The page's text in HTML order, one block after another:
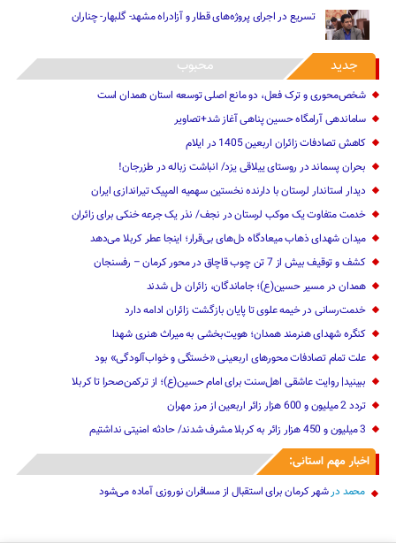
تسریع در اجرای پروژه‌های قطار و آزادراه مشهد- گلبهار- چناران
جدید محبوب
شخص‌محوری و ترک فعل، دو مانع اصلی توسعه استان همدان است
ساماندهی آرامگاه حسین پناهی آغاز شد+تصاویر
کاهش تصادفات زائران اربعین 1405 در ایلام
بحران پسماند در روستای ییلاقی یزد/ انباشت زباله در طزرجان!
دیدار استاندار لرستان با دارنده نخستین سهمیه المپیک تیراندازی ایران
خدمت متفاوت یک موکب لرستان در نجف/ نذر یک جرعه خنکی برای زائران
میدان شهدای ذهاب میعادگاه دل‌های بی‌قرار؛ اینجا عطر کربلا می‌دهد
کشف و توقیف بیش از 7 تن چوب قاچاق در محور کرمان – رفسنجان
همدان در مسیر حسین(ع)؛ جاماندگان، زائران دل شدند
خدمت‌رسانی در خیمه علوی تا پایان بازگشت زائران ادامه دارد
کنگره شهدای هنرمند همدان؛ هویت‌بخشی به میراث هنری شهدا
علت تمام‌ تصادفات محورهای اربعینی‌ «خستگی و خواب‌آلودگی» ‌بود
ببینید| روایت عاشقی اهل‌سنت برای امام حسین(ع)؛ از ترکمن‌صحرا تا کربلا
تردد 2 میلیون و 600 هزار زائر اربعین از مرز مهران‌‌
3 میلیون و 450 هزار ‌زائر به کربلا مشرف شد‌ند/‌ حادثه امنیتی نداشتیم
اخبار مهم استانی:
محمد درشهر کرمان برای استقبال از مسافران نوروزی آماده می‌شود